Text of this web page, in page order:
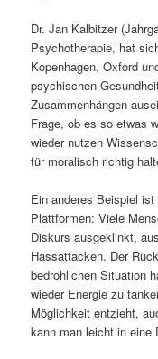
r
i
n
g
e
s
p
r
n
n
Dr. Jan Kalbitzer
Psychotherapie, hat
Kopenhagen, Oxford
psychischen
Zusammenhängen
Frage, ob es so etwas
wieder nutzen
für moralisch richtig
Ein anderes Beispiel
Plattformen: Viele
Diskurs ausgeklinkt,
Hassattacken. Der
bedrohlichen Situation
wieder Energie zu
Möglichkeit entzieht,
kann man leicht in eine